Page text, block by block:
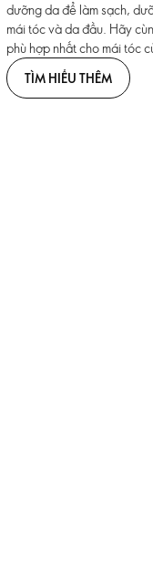
dưỡng da để làm sạch,
mái tóc và da đầu. Hãy
phù hợp nhất cho mái tóc
TÌM HIỂU THÊM